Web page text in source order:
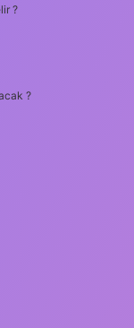
?
?